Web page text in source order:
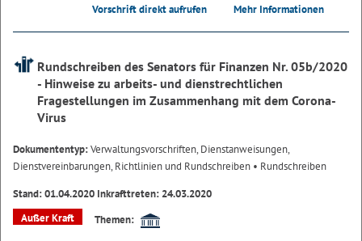
Vorschrift direkt aufrufen Mehr Informationen
Rundschreiben des Senators für Finanzen Nr. 05b/2020
- Hinweise zu arbeits- und dienstrechtlichen
Fragestellungen im Zusammenhang mit dem Corona-
Virus
Dokumententyp:Verwaltungsvorschriften, Dienstanweisungen,
Dienstvereinbarungen, Richtlinien und Rundschreiben • Rundschreiben
Stand: 01.04.2020 Inkrafttreten: 24.03.2020
Außer Kraft
Themen: